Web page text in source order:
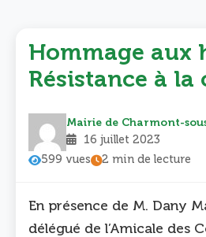
Hommage aux
Résistance à la
Mairie de Charmont-
16 juillet 2023
599 vues
2 min de lecture
En présence de M. Dany
délégué de l’Amicale des